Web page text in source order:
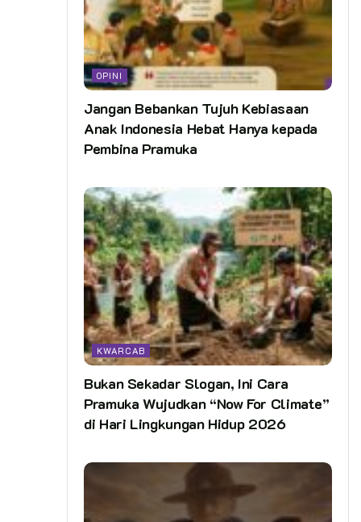
OPINI
Jangan Bebankan Tujuh Kebiasaan
Anak Indonesia Hebat Hanya kepada
Pembina Pramuka
KWARCAB
Bukan Sekadar Slogan, Ini Cara
Pramuka Wujudkan “Now For Climate”
di Hari Lingkungan Hidup 2026